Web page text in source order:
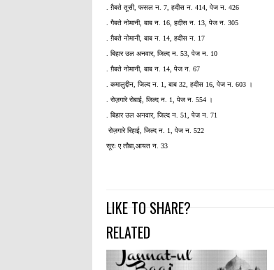
. ग़ैबते तूसी, फसल न. 7, हदीस न. 414, पेज न. 426
. गैबते नोमानी, बाब न. 16, हदीस न. 13, पेज न. 305
. ग़ैबते नोमानी, बाब न. 14, हदीस न. 17
. बिहार उल अनवार, जिल्द न. 53, पेज न. 10
. ग़ैबते नोमानी, बाब न. 14, पेज न. 67
. कमालुद्दीन, जिल्द न. 1, बाब 32, हदीस 16, पेज न. 603 ।
. रोज़गारे रोबाई, जिल्द न. 1, पेज न. 554 ।
. बिहार उल अनवार, जिल्द न. 51, पेज न. 71
रोज़गारे रिहाई, जिल्द न. 1, पेज न. 522
सूरः ए तौबा,आयत न. 33
LIKE TO SHARE?
RELATED